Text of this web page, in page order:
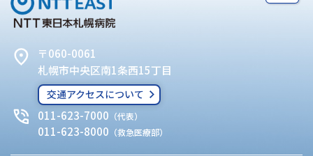
〒060-0061
札幌市中央区南1条西15丁目
交通アクセスについて
011-623-7000 （代表）
011-623-8000 （救急医療部）